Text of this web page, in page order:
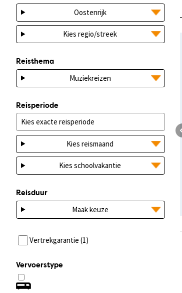
Oostenrijk
Kies regio/streek
Reisthema
Muziekreizen
Reisperiode
Kies reismaand
Kies schoolvakantie
Reisduur
Maak keuze
Vertrekgarantie (1)
Vervoerstype
Onbekend Extremadura
9 dagen v.a.1998p.p.
Gegarandeerd vertrek op:
07/10